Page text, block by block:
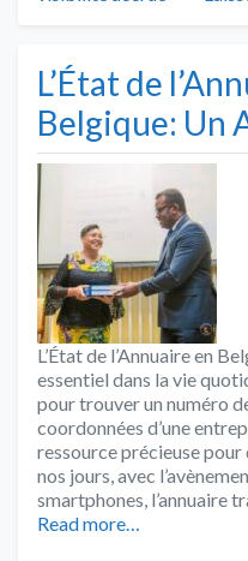
L’État de
Belgique: Un
L’État de l’Annuaire en
essentiel dans la vie
pour trouver un numéro
coordonnées d’une
ressource précieuse pour
nos jours, avec
smartphones, l’annuaire
Read more…